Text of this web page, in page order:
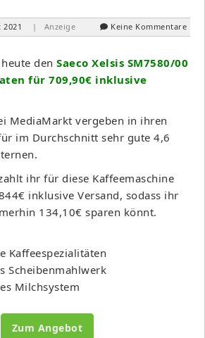
2021 | Anzeige Keine Kommentare
den Saeco Xelsis SM7580/00
für 709,90€ inklusive
MediaMarkt vergeben in ihren
im Durchschnitt sehr gute 4,6
ihr für diese Kaffeemaschine
inklusive Versand, sodass ihr
134,10€ sparen könnt.
Kaffeespezialitäten
Scheibenmahlwerk
Milchsystem
Zum Angebot